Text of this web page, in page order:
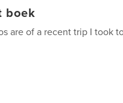
boek
are of a recent trip I took